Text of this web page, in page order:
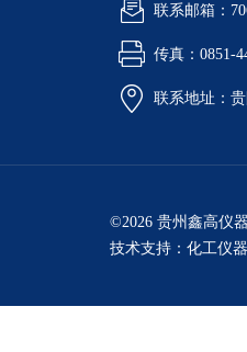
联系邮箱：
传真：0851-
联系地址：
©2026 贵州鑫高仪
技术支持： 化工仪